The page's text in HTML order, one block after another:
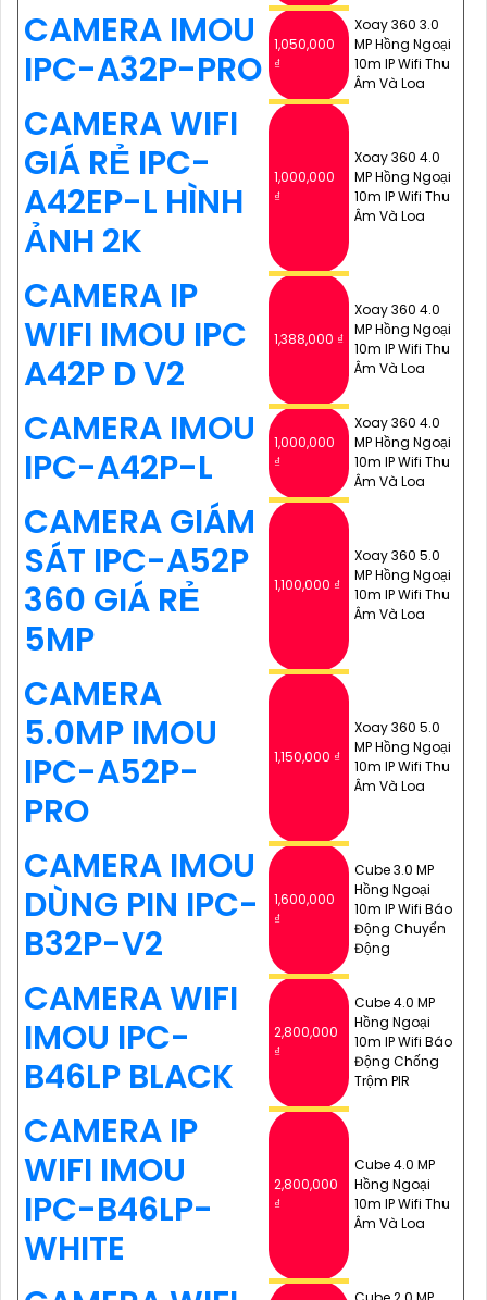
CAMERA IMOU
IPC-A32P-PRO
1,050,000
₫
Xoay 360 3.0
MP Hồng Ngoại
10m IP Wifi Thu
Âm Và Loa
CAMERA WIFI
GIÁ RẺ IPC-
A42EP-L HÌNH
ẢNH 2K
1,000,000
₫
Xoay 360 4.0
MP Hồng Ngoại
10m IP Wifi Thu
Âm Và Loa
CAMERA IP
WIFI IMOU IPC
A42P D V2
1,388,000 ₫
Xoay 360 4.0
MP Hồng Ngoại
10m IP Wifi Thu
Âm Và Loa
CAMERA IMOU
IPC-A42P-L
1,000,000
₫
Xoay 360 4.0
MP Hồng Ngoại
10m IP Wifi Thu
Âm Và Loa
CAMERA GIÁM
SÁT IPC-A52P
360 GIÁ RẺ
5MP
1,100,000 ₫
Xoay 360 5.0
MP Hồng Ngoại
10m IP Wifi Thu
Âm Và Loa
CAMERA
5.0MP IMOU
IPC-A52P-
PRO
1,150,000 ₫
Xoay 360 5.0
MP Hồng Ngoại
10m IP Wifi Thu
Âm Và Loa
CAMERA IMOU
DÙNG PIN IPC-
B32P-V2
1,600,000
₫
Cube 3.0 MP
Hồng Ngoại
10m IP Wifi Báo
Động Chuyển
Động
CAMERA WIFI
IMOU IPC-
B46LP BLACK
2,800,000
₫
Cube 4.0 MP
Hồng Ngoại
10m IP Wifi Báo
Động Chống
Trộm PIR
CAMERA IP
WIFI IMOU
IPC-B46LP-
WHITE
2,800,000
₫
Cube 4.0 MP
Hồng Ngoại
10m IP Wifi Thu
Âm Và Loa